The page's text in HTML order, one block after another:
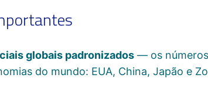
globais padronizados— os números
do mundo: EUA, China, Japão e